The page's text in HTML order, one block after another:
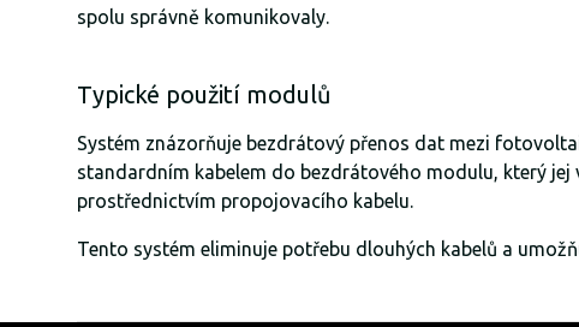
spolu správně komunikovaly.
Typické použití modulů
Systém znázorňuje bezdrátový přenos dat mezi
standardním kabelem do bezdrátového modulu, který
prostřednictvím propojovacího kabelu.
Tento systém eliminuje potřebu dlouhých kabelů a